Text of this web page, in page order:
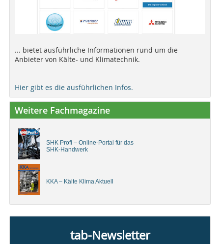
... bietet ausführliche Informationen rund um die
Anbieter von Kälte- und Klimatechnik.
Hier gibt es die ausführlichen Infos.
Weitere Fachmagazine
SHK Profi – Online-Portal für das
SHK-Handwerk
KKA – Kälte Klima Aktuell
tab-Newsletter